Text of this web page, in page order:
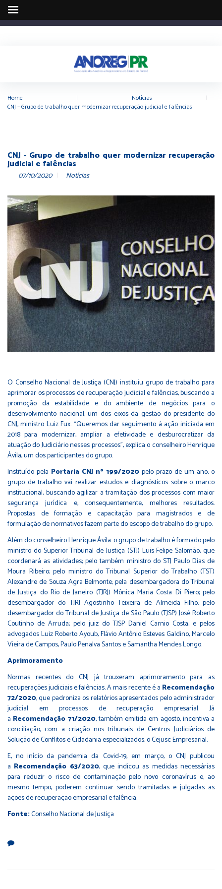
Home Notícias
CNJ – Grupo de trabalho quer modernizar recuperação judicial e falências
CNJ - Grupo de trabalho quer modernizar recuperação
judicial e falências
07/10/2020 Notícias
O Conselho Nacional de Justiça (CNJ) instituiu grupo de trabalho para
aprimorar os processos de recuperação judicial e falências, buscando a
promoção da estabilidade e do ambiente de negócios para o
desenvolvimento nacional, um dos eixos da gestão do presidente do
CNJ, ministro Luiz Fux. “Queremos dar seguimento à ação iniciada em
2018 para modernizar, ampliar a efetividade e desburocratizar da
atuação do Judiciário nesses processos”, explica o conselheiro Henrique
Ávila, um dos participantes do grupo.
Instituído pela Portaria CNJ nº 199/2020 pelo prazo de um ano, o
grupo de trabalho vai realizar estudos e diagnósticos sobre o marco
institucional, buscando agilizar a tramitação dos processos com maior
segurança jurídica e, consequentemente, melhores resultados.
Propostas de formação e capacitação para magistrados e de
formulação de normativos fazem parte do escopo de trabalho do grupo.
Além do conselheiro Henrique Ávila. o grupo de trabalho é formado pelo
ministro do Superior Tribunal de Justiça (STJ) Luis Felipe Salomão, que
coordenará as atividades; pelo também ministro do STJ Paulo Dias de
Moura Ribeiro; pelo ministro do Tribunal Superior do Trabalho (TST)
Alexandre de Souza Agra Belmonte; pela desembargadora do Tribunal
de Justiça do Rio de Janeiro (TJRJ) Mônica Maria Costa Di Piero; pelo
desembargador do TJRJ Agostinho Teixeira de Almeida Filho; pelo
desembargador do Tribunal de Justiça de São Paulo (TJSP) José Roberto
Coutinho de Arruda; pelo juiz do TJSP Daniel Carnio Costa; e pelos
advogados Luiz Roberto Ayoub, Flávio Antônio Esteves Galdino, Marcelo
Vieira de Campos, Paulo Penalva Santos e Samantha Mendes Longo.
Aprimoramento
Normas recentes do CNJ já trouxeram aprimoramento para as
recuperações judiciais e falências. A mais recente é a Recomendação
72/2020, que padroniza os relatórios apresentados pelo administrador
judicial em processos de recuperação empresarial. Já
a Recomendação 71/2020, também emitida em agosto, incentiva a
conciliação, com a criação nos tribunais de Centros Judiciários de
Solução de Conflitos e Cidadania especializados, o Cejusc Empresarial.
E, no início da pandemia da Covid-19, em março, o CNJ publicou
a Recomendação 63/2020, que indicou as medidas necessárias
para reduzir o risco de contaminação pelo novo coronavírus e, ao
mesmo tempo, poderem continuar sendo tramitadas e julgadas as
ações de recuperação empresarial e falência.
Fonte:Conselho Nacional de Justiça